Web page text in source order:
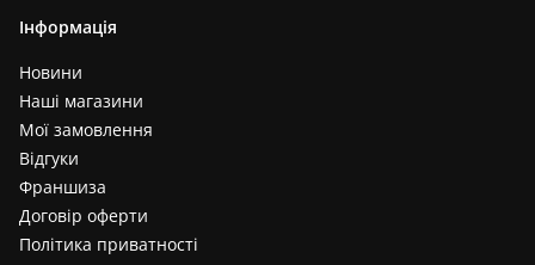
Інформація
Новини
Наші магазини
Мої замовлення
Відгуки
Франшиза
Договір оферти
Політика приватності